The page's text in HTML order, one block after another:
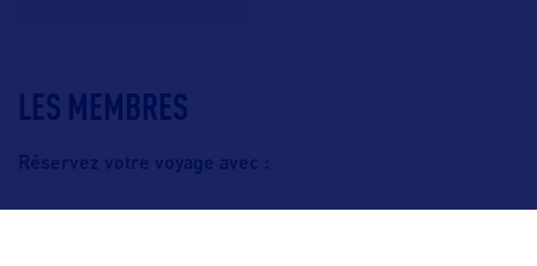
LES MEMBRES
Réservez votre voyage avec :